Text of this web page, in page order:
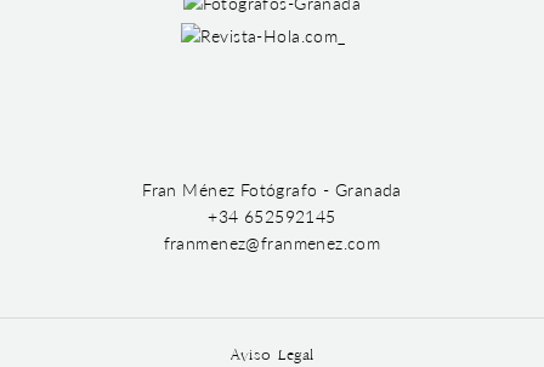
Fran Ménez Fotógrafo - Granada
+34 652592145
franmenez@franmenez.com
Aviso Legal